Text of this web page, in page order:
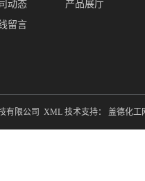
动态
产品展厅
留言
有限公司 XML 技术支持： 盖德化工